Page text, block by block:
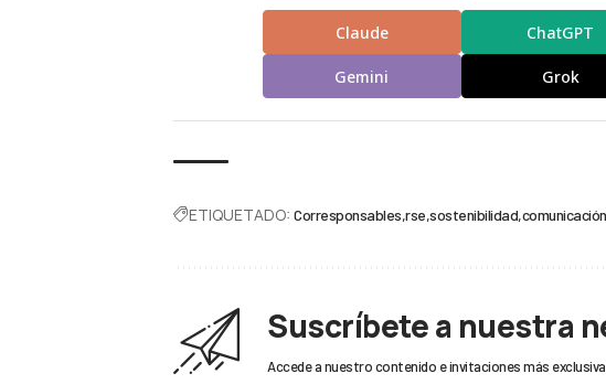
Claude ChatGPT
Gemini Grok
ETIQUETADO: Corresponsables rse sostenibilidad comunicación
Suscríbete a nuestra
Accede a nuestro contenido e invitaciones más